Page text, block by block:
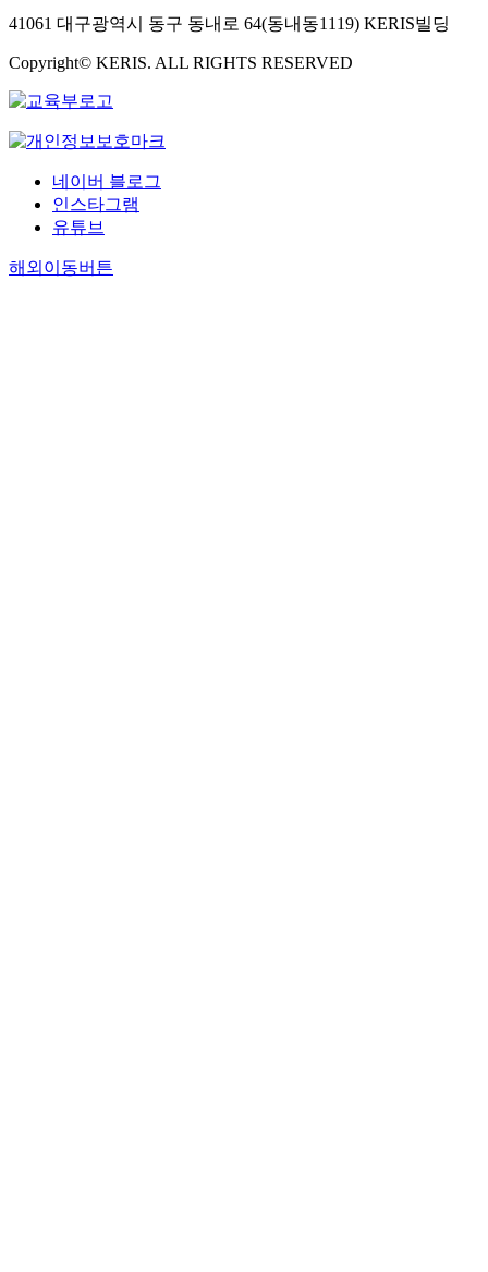
41061 대구광역시 동구 동내로 64(동내동1119) KERIS빌딩
Copyright© KERIS. ALL RIGHTS RESERVED
네이버 블로그
인스타그램
유튜브
해외이동버튼